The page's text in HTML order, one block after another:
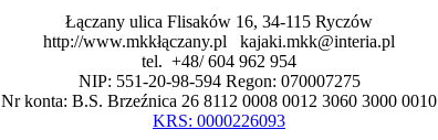
Łączany ulica Flisaków 16, 34-115 Ryczów
http://www.mkkłączany.pl kajaki.mkk@interia.pl
tel. +48/ 604 962 954
NIP: 551-20-98-594 Regon: 070007275
Nr konta: B.S. Brzeźnica 26 8112 0008 0012 3060 3000 0010
KRS: 0000226093